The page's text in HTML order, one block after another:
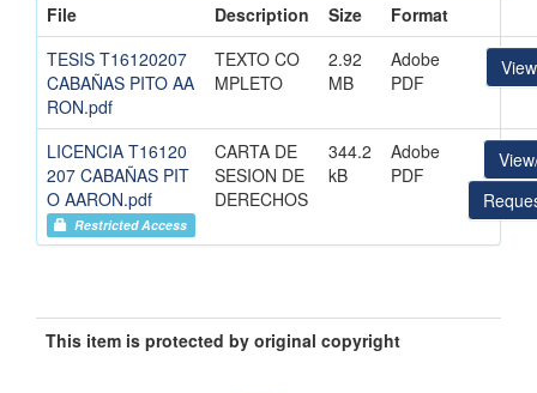
File
Description Size
Format
TESIS T16120207
CABAÑAS PITO AA
RON.pdf
TEXTO CO
MPLETO
2.92
MB
Adobe
PDF
LICENCIA T16120
207 CABAÑAS PIT
O AARON.pdf
Restricted Access
CARTA DE
SESION DE
DERECHOS
344.2
kB
Adobe
PDF
This item is protected by original copyright